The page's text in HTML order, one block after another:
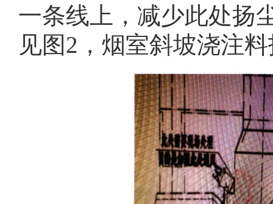
一条线上，减少此处扬
见图2，烟室斜坡浇注